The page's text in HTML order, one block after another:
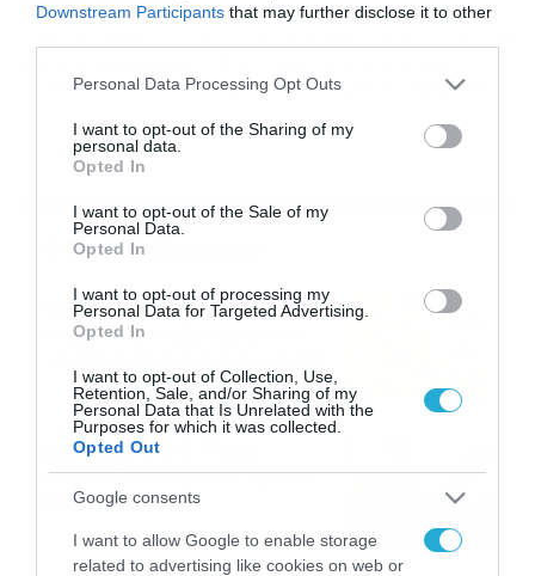
Downstream Participants that may further disclose it to other
Please note that this website/app uses one or more Google
not limited to your visit or usage behaviour. You may click to
grant or deny consent to Google and its third-party tags to
use your data for below specified purposes in below Google
consent section.
Personal Data Processing Opt Outs
I want to opt-out of the Sharing of my
personal data.
Opted In
I want to opt-out of the Sale of my
Personal Data.
Opted In
I want to opt-out of processing my
Personal Data for Targeted Advertising.
Opted In
I want to opt-out of Collection, Use,
Retention, Sale, and/or Sharing of my
Personal Data that Is Unrelated with the
Purposes for which it was collected.
Opted Out
Google consents
I want to allow Google to enable storage
related to advertising like cookies on web or
(27/8) η διοίκηση του Αγροτικού Αστέρα. Η ενημέρωση
γήπεδο «Δημήτρης Κοντικάκης» συνεχίζονται με
αμείωτους ρυθμούς και πλέον έχει αφαιρεθεί το
σκέπαστρο που κάλυπτε μέρος της κερκίδας από την
πλευρά της Θύρας 1. Με […]
Ροή Ειδήσεων
Καιρός Δεκαπενταύγουστο:
Η προοπτική εξέλιξης από
08/08/2026 08:51
Εορτολόγιο 8-8: Ποιοι
γιορτάζουν σήμερα; Χρόνια
Πολλά
08/08/2026 08:25